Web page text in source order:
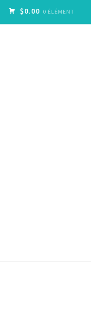
$0.00 0 ÉLÉMENT